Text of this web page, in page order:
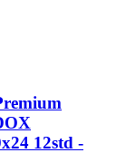
12std -